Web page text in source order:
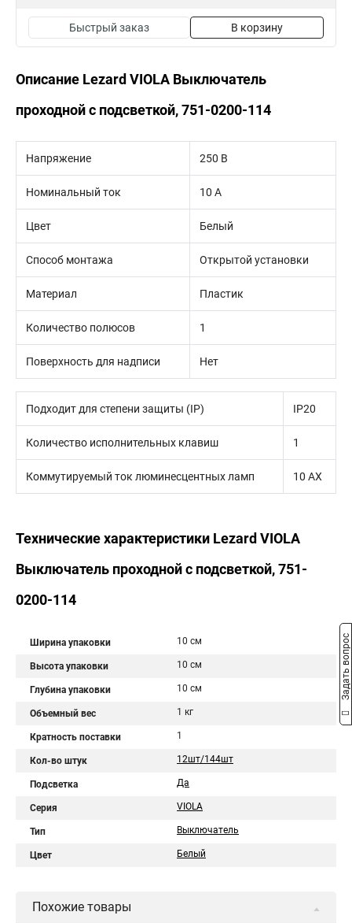
Быстрый заказ В корзину
Описание Lezard VIOLA Выключатель
проходной с подсветкой, 751-0200-114
Напряжение 250 В
Номинальный ток 10 А
Цвет Белый
Способ монтажа Открытой установки
Материал Пластик
Количество полюсов 1
Поверхность для надписи Нет
Подходит для степени защиты (IP) IP20
Количество исполнительных клавиш 1
Коммутируемый ток люминесцентных ламп 10 AX
Технические характеристики Lezard VIOLA
Выключатель проходной с подсветкой, 751-
0200-114
Ширина упаковки 10 см
Высота упаковки 10 см
Глубина упаковки 10 см
Объемный вес 1 кг
Кратность поставки 1
Кол-во штук 12шт/144шт
Подсветка Да
Серия VIOLA
Тип Выключатель
Цвет Белый
Похожие товары
Задать вопрос